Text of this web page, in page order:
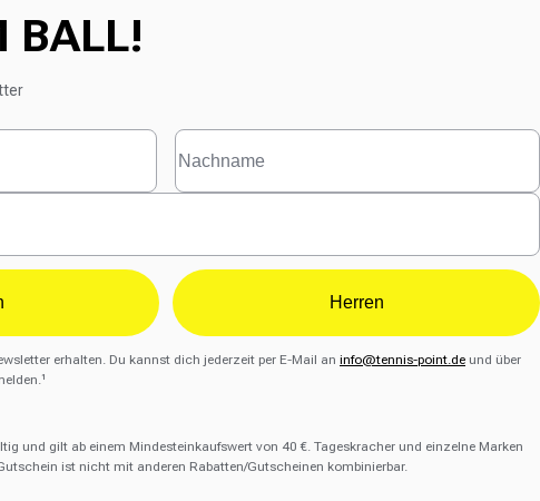
BALL!
Herren
erhalten. Du kannst dich jederzeit per E-Mail an info@tennis-point.de und über
und gilt ab einem Mindesteinkaufswert von 40 €. Tageskracher und einzelne Marken
ist nicht mit anderen Rabatten/Gutscheinen kombinierbar.